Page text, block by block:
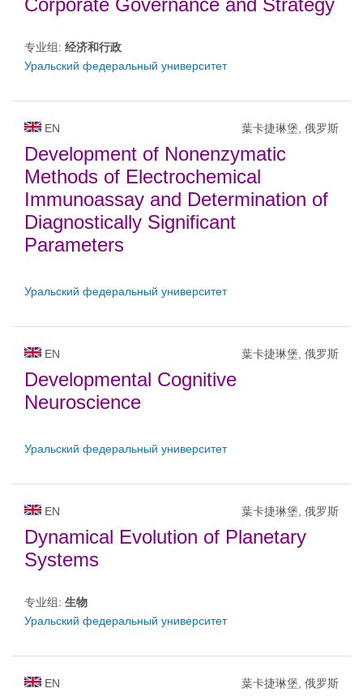
Corporate Governance and Strategy
专业组: 经济和行政
Уральский федеральный университет
EN 葉卡捷琳堡, 俄罗斯
Development of Nonenzymatic
Methods of Electrochemical
Immunoassay and Determination of
Diagnostically Significant
Parameters
Уральский федеральный университет
EN 葉卡捷琳堡, 俄罗斯
Developmental Cognitive
Neuroscience
Уральский федеральный университет
EN 葉卡捷琳堡, 俄罗斯
Dynamical Evolution of Planetary
Systems
专业组: 生物
Уральский федеральный университет
EN 葉卡捷琳堡, 俄罗斯